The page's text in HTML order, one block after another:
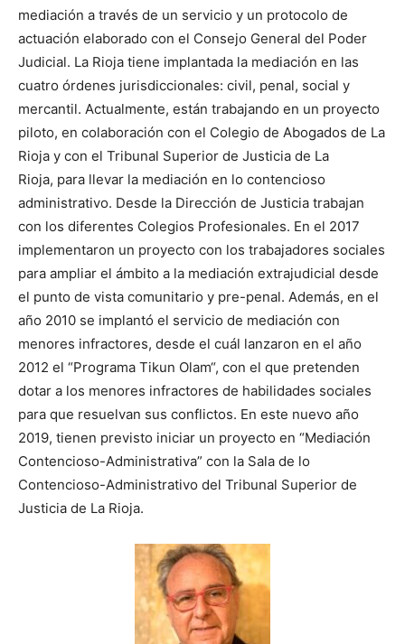
mediación a través de un servicio y un protocolo de
actuación elaborado con el Consejo General del Poder
Judicial. La Rioja tiene implantada la mediación en las
cuatro órdenes jurisdiccionales: civil, penal, social y
mercantil. Actualmente, están trabajando en un proyecto
piloto, en colaboración con el Colegio de Abogados de La
Rioja y con el Tribunal Superior de Justicia de La
Rioja, para llevar la mediación en lo contencioso
administrativo. Desde la Dirección de Justicia trabajan
con los diferentes Colegios Profesionales. En el 2017
implementaron un proyecto con los trabajadores sociales
para ampliar el ámbito a la mediación extrajudicial desde
el punto de vista comunitario y pre-penal. Además, en el
año 2010 se implantó el servicio de mediación con
menores infractores, desde el cuál lanzaron en el año
2012 el “Programa Tikun Olam“, con el que pretenden
dotar a los menores infractores de habilidades sociales
para que resuelvan sus conflictos. En este nuevo año
2019, tienen previsto iniciar un proyecto en “Mediación
Contencioso-Administrativa” con la Sala de lo
Contencioso-Administrativo del Tribunal Superior de
Justicia de La Rioja.